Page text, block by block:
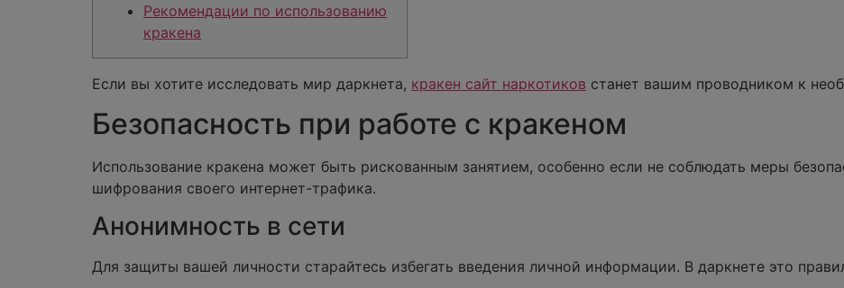
Рекомендации по использованию
кракена
Если вы хотите исследовать мир даркнета, кракен сайт наркотиков станет вашим проводником к
Безопасность при работе с кракеном
Использование кракена может быть рискованным занятием, особенно если не соблюдать меры
шифрования своего интернет-трафика.
Анонимность в сети
Для защиты вашей личности старайтесь избегать введения личной информации. В даркнете это